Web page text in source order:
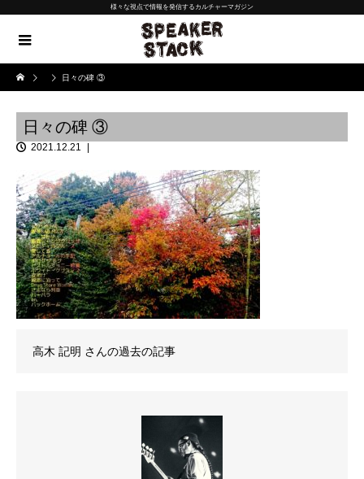
様々な視点で情報を発信するカルチャーマガジン
日々の碑 ③
日々の碑 ③
2021.12.21
高木 記明 さんの過去の記事